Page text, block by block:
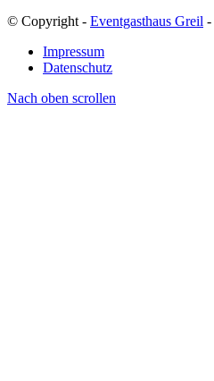
© Copyright - Eventgasthaus Greil -
Impressum
Datenschutz
Nach oben scrollen